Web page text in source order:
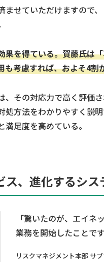
ませていただけますので
果を得ている。賀藤氏は
も考慮すれば、およそ4
、その対応力で高く評価
処方法をわかりやすく説
足度を高めている。
ス、進化するシ
「驚いたのが、エイ
業務を開始したことで
リスクマネジメント本部 サ